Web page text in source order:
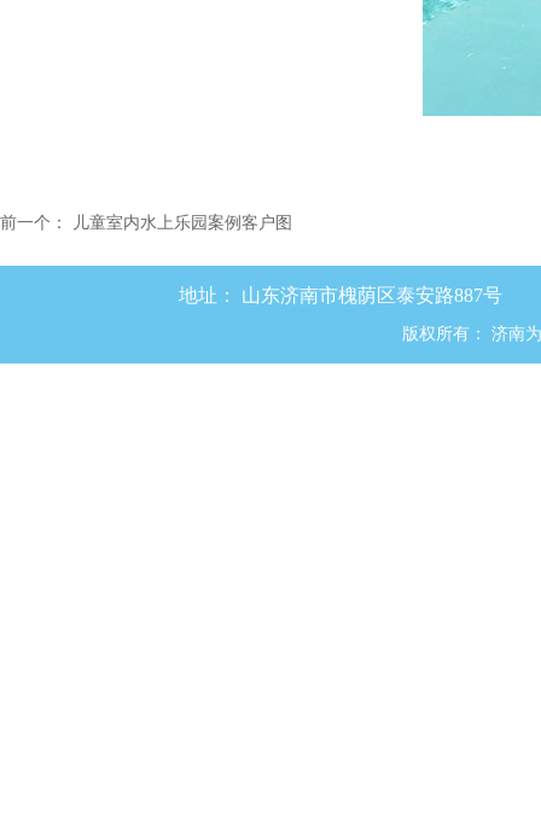
前一个： 儿童室内水上乐园案例客户图
地址： 山东济南市槐荫区泰安路887号
版权所有： 济南